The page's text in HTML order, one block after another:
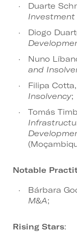
Duarte
Investment
Diogo
Nuno
and
Filipa Cotta,
Insolvency;
Tomás
Notable
Bárbara
M&A;
Rising Stars: